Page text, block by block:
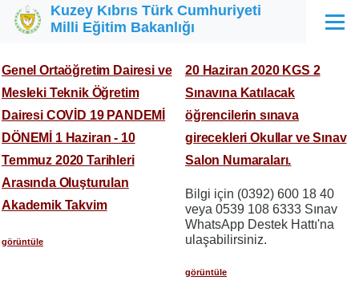
Ana içeriğe atla
Kuzey Kıbrıs Türk Cumhuriyeti
Milli Eğitim Bakanlığı
Menü
Genel Ortaöğretim Dairesi ve
Mesleki Teknik Öğretim
Dairesi COVİD 19 PANDEMİ
DÖNEMİ 1 Haziran - 10
Temmuz 2020 Tarihleri
Arasında Oluşturulan
Akademik Takvim
görüntüle
20 Haziran 2020 KGS 2
Sınavına Katılacak
öğrencilerin sınava
girecekleri Okullar ve Sınav
Salon Numaraları.
Bilgi için (0392) 600 18 40
veya 0539 108 6333 Sınav
WhatsApp Destek Hattı'na
ulaşabilirsiniz.
görüntüle